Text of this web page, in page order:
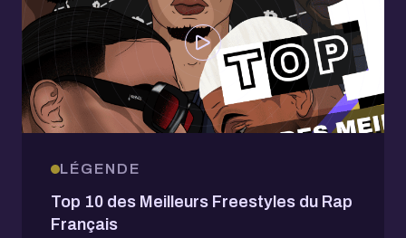
LÉGENDE
Top 10 des Meilleurs Freestyles du Rap
Français